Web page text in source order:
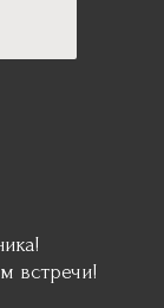
встречи!